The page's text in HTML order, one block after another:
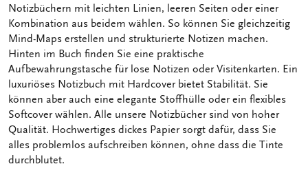
Notizbüchern mit leichten Linien, leeren Seiten oder einer
Kombination aus beidem wählen. So können Sie gleichzeitig
Mind-Maps erstellen und strukturierte Notizen machen.
Hinten im Buch finden Sie eine praktische
Aufbewahrungstasche für lose Notizen oder Visitenkarten. Ein
luxuriöses Notizbuch mit Hardcover bietet Stabilität. Sie
können aber auch eine elegante Stoffhülle oder ein flexibles
Softcover wählen. Alle unsere Notizbücher sind von hoher
Qualität. Hochwertiges dickes Papier sorgt dafür, dass Sie
alles problemlos aufschreiben können, ohne dass die Tinte
durchblutet.